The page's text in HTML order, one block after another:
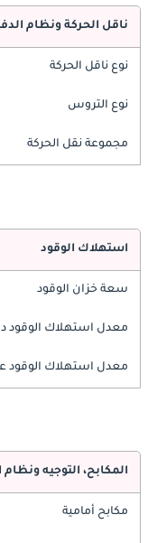
ناقل الحركة ونظام
نوع ناقل الحركة
نوع التروس
مجموعة نقل الحركة
استهلاك الوقود
سعة خزان الوقود
معدل استهلاك الوقود
معدل استهلاك الوقود
المكابح، التوجيه ونظام
مكابح أمامية